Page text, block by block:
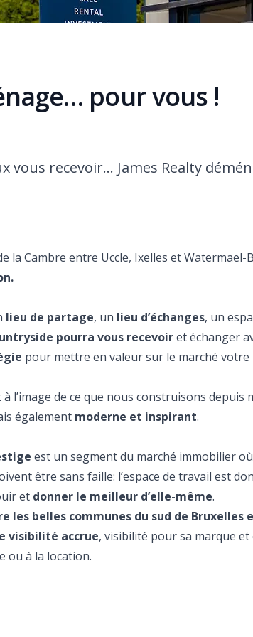
pour vous !
vous recevoir… James Realty
la Cambre entre Uccle, Ixelles et
lieu de partage, un lieu d’échanges, un
pourra vous recevoiret échanger
pour mettre en valeur sur le marché
à l’image de ce que nous construisons
également moderne et inspirant.
est un segment du marché immobilier où
être sans faille: l’espace de travail est
et donner le meilleur d’elle-même.
les belles communes du sud de
visibilité accrue, visibilité pour sa marque
ou à la location.